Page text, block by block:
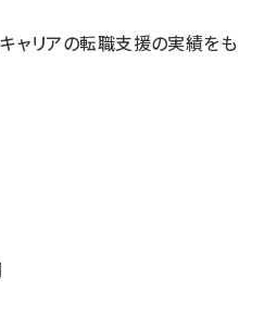
ャリアの転職支援の実績をも